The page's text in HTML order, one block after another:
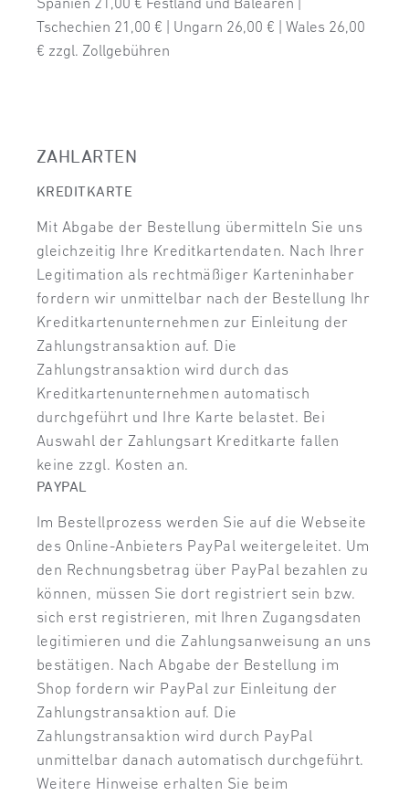
Tschechien 21,00 €
Ungarn 26,00 €
Wales 26,00
€ zzgl. Zollgebühren
ZAHLARTEN
KREDITKARTE
Mit Abgabe der Bestellung übermitteln Sie uns
gleichzeitig Ihre Kreditkartendaten. Nach Ihrer
Legitimation als rechtmäßiger Karteninhaber
fordern wir unmittelbar nach der Bestellung Ihr
Kreditkartenunternehmen zur Einleitung der
Zahlungstransaktion auf. Die
Zahlungstransaktion wird durch das
Kreditkartenunternehmen automatisch
durchgeführt und Ihre Karte belastet. Bei
Auswahl der Zahlungsart Kreditkarte fallen
keine zzgl. Kosten an.
PAYPAL
Im Bestellprozess werden Sie auf die Webseite
des Online-Anbieters PayPal weitergeleitet. Um
den Rechnungsbetrag über PayPal bezahlen zu
können, müssen Sie dort registriert sein bzw.
sich erst registrieren, mit Ihren Zugangsdaten
legitimieren und die Zahlungsanweisung an uns
bestätigen. Nach Abgabe der Bestellung im
Shop fordern wir PayPal zur Einleitung der
Zahlungstransaktion auf. Die
Zahlungstransaktion wird durch PayPal
unmittelbar danach automatisch durchgeführt.
Weitere Hinweise erhalten Sie beim